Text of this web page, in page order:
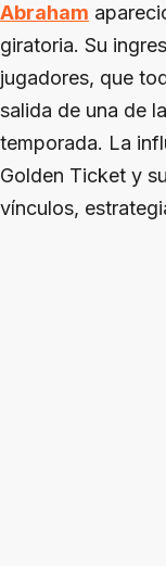
Abraham
giratoria. Su
jugadores, que
salida de una de
temporada. La
Golden Ticket y
vínculos,